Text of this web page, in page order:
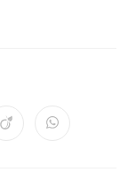
Ouvrir Ouvrir